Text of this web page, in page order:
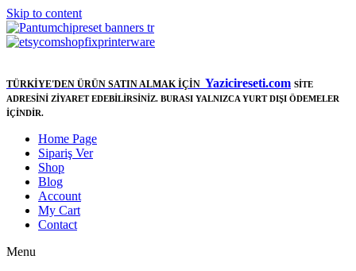
Skip to content
TÜRKİYE'DEN ÜRÜN SATIN ALMAK İÇİN Yazicireseti.com SİTE
ADRESİNİ ZİYARET EDEBİLİRSİNİZ. BURASI YALNIZCA YURT DIŞI ÖDEMELER
İÇİNDİR.
Home Page
Sipariş Ver
Shop
Blog
Account
My Cart
Contact
Menu